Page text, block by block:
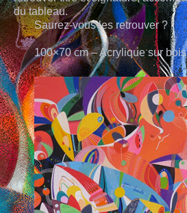
AUX QUATRE
CARRÉS MAGIQUES
PLUMES
AU FIL
MINES DE
POUPÉES DE CIRE
L’INK
CARNET DE
du tableau.
Saurez-vous les retrouver ?
100×70 cm – Acrylique sur